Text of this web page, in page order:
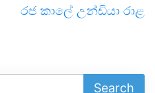
රජ කාලේ උන්ඩියා රාළ